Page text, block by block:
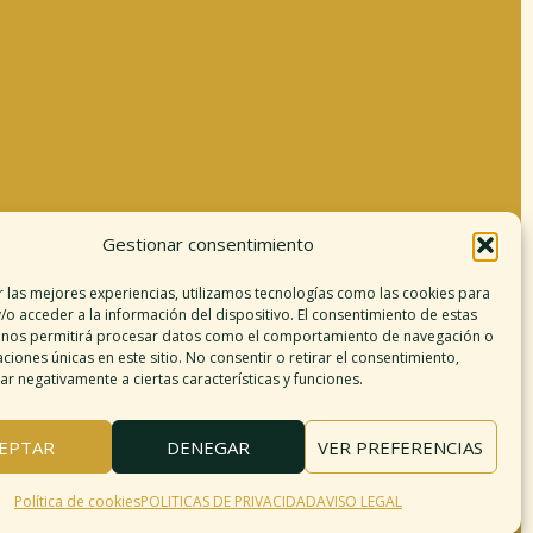
Gestionar consentimiento
las mejores experiencias, utilizamos tecnologías como las cookies para
o acceder a la información del dispositivo. El consentimiento de estas
permitirá procesar datos como el comportamiento de navegación o
únicas en este sitio. No consentir o retirar el consentimiento,
negativamente a ciertas características y funciones.
DENEGAR VER PREFERENCIAS
Política de cookiesPOLITICAS DE PRIVACIDADAVISO LEGAL
Aviso legal
de responsabilidad
Política de cookies
y condiciones
Mapa del sitio